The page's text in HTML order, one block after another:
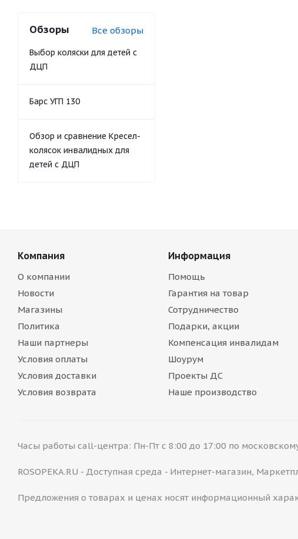
Обзоры Все обзоры
Выбор коляски для детей с
ДЦП
Барс УГП 130
Обзор и сравнение Кресел-
колясок инвалидных для
детей с ДЦП
Компания
О компании
Новости
Магазины
Политика
Наши партнеры
Условия оплаты
Условия доставки
Условия возврата
Информация
Помощь
Гарантия на товар
Сотрудничество
Подарки, акции
Компенсация инвалидам
Шоурум
Проекты ДС
Наше производство
Часы работы call-центра: Пн-Пт с 8:00 до 17:00 по
ROSOPEKA.RU - Доступная среда - Интернет-магазин,
Предложения о товарах и ценах носят информационный